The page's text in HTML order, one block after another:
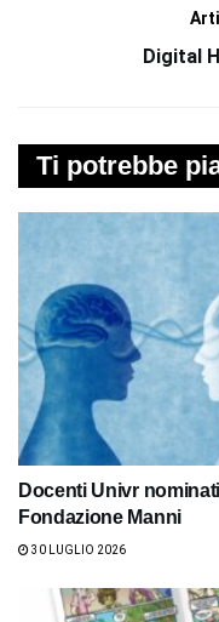
Digital
Ti potrebbe
Docenti Univr
Fondazione Manni
30 LUGLIO 2026